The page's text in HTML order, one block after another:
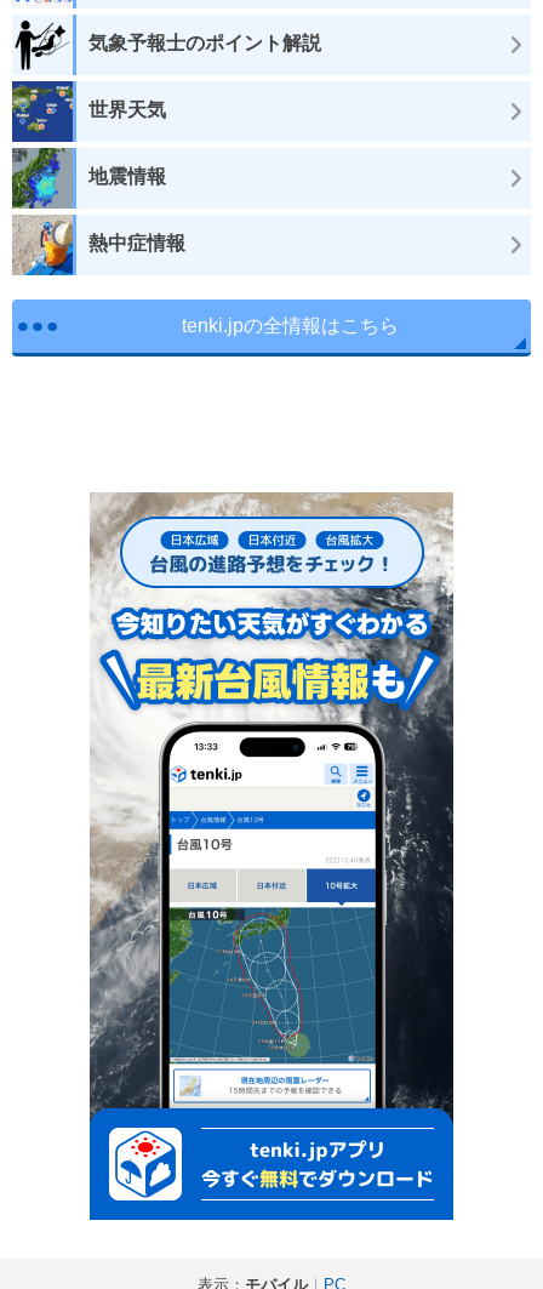
気象予報士のポイント解説
世界天気
地震情報
熱中症情報
tenki.jpの全情報はこちら
表示： モバイル｜ PC